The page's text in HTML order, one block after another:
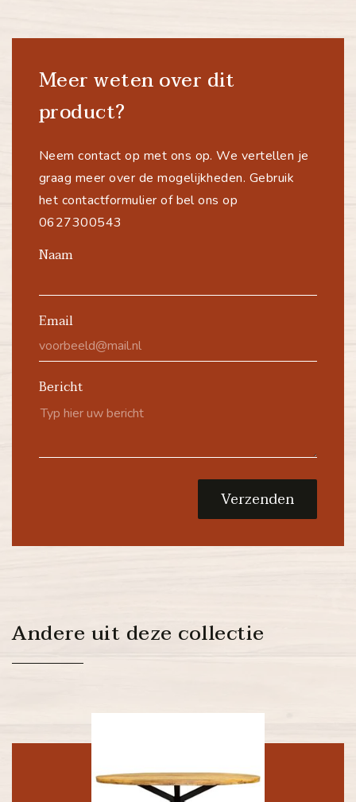
Meer weten over dit
product?
Neem contact op met ons op. We vertellen je
graag meer over de mogelijkheden. Gebruik
het contactformulier of bel ons op
0627300543
Naam
Email
Bericht
Verzenden
Andere uit deze collectie